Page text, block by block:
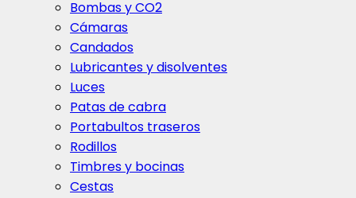
Bombas y CO2
Cámaras
Candados
Lubricantes y disolventes
Luces
Patas de cabra
Portabultos traseros
Rodillos
Timbres y bocinas
Cestas